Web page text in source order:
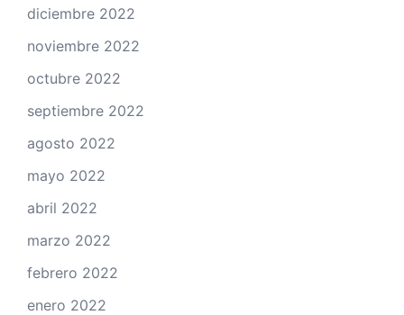
diciembre 2022
noviembre 2022
octubre 2022
septiembre 2022
agosto 2022
mayo 2022
abril 2022
marzo 2022
febrero 2022
enero 2022